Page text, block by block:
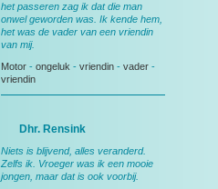
het passeren zag ik dat die man
onwel geworden was. Ik kende hem,
het was de vader van een vriendin
van mij.
Motor - ongeluk - vriendin - vader -
vriendin
Dhr. Rensink
Niets is blijvend, alles veranderd.
Zelfs ik. Vroeger was ik een mooie
jongen, maar dat is ook voorbij.